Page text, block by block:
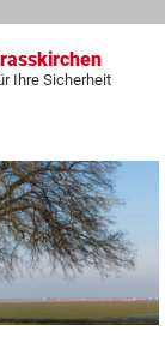
Ihre Sicherheit